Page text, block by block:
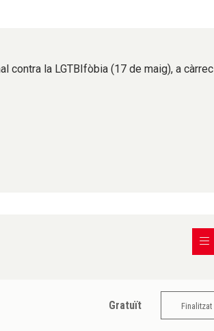
contra la LGTBIfòbia (17 de maig), a càrrec
Gratuït Finalitzat